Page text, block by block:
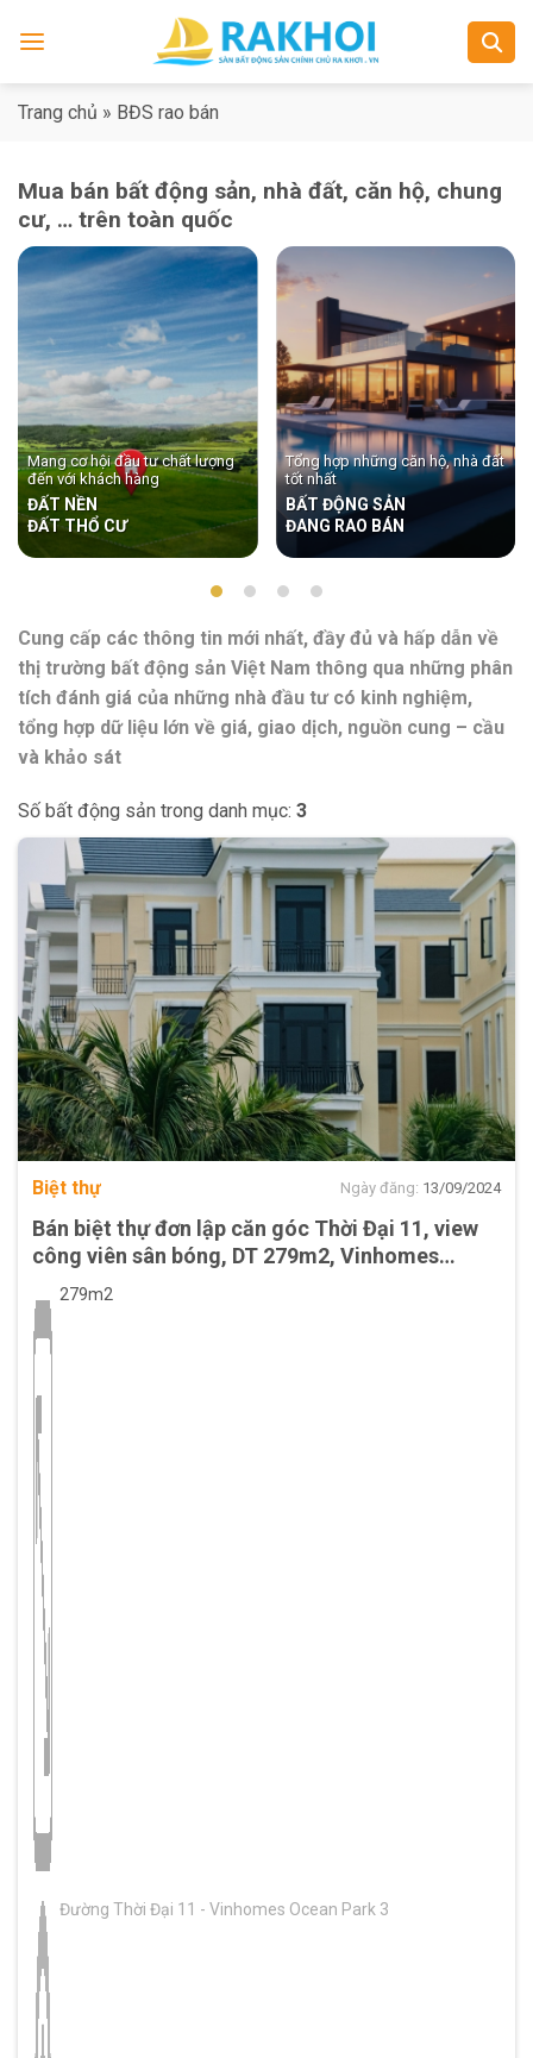
Trang chủ » BĐS rao bán
Mua bán bất động sản, nhà đất, căn hộ, chung
cư, … trên toàn quốc
Mang cơ hội đầu tư chất lượng
đến với khách hàng
ĐẤT NỀN
ĐẤT THỔ CƯ
Tổng hợp những căn hộ, nhà đất
tốt nhất
BẤT ĐỘNG SẢN
ĐANG RAO BÁN
Cung cấp các thông tin mới nhất, đầy đủ và hấp dẫn về
thị trường bất động sản Việt Nam thông qua những phân
tích đánh giá của những nhà đầu tư có kinh nghiệm,
tổng hợp dữ liệu lớn về giá, giao dịch, nguồn cung – cầu
và khảo sát
Số bất động sản trong danh mục: 3
Biệt thự Ngày đăng: 13/09/2024
Bán biệt thự đơn lập căn góc Thời Đại 11, view
công viên sân bóng, DT 279m2, Vinhomes
Ocean Park 3
279m2
Đường Thời Đại 11 - Vinhomes Ocean Park 3